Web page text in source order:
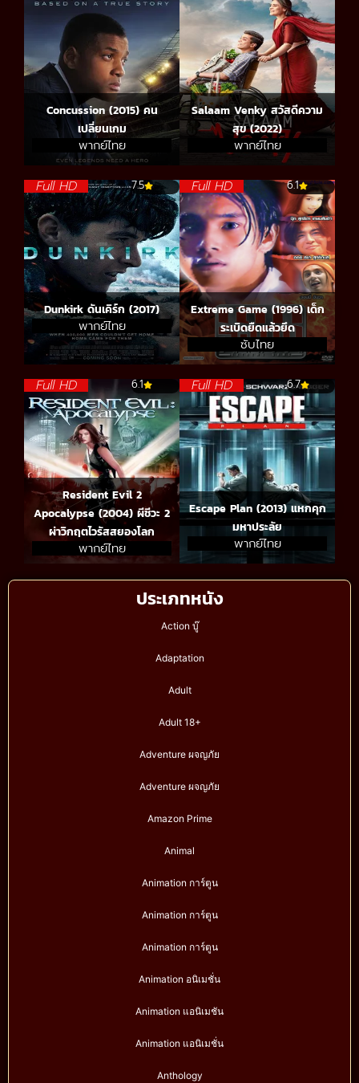
ประเภทหนัง
Action บู๊
Adaptation
Adult
Adult 18+
Adventure ผจญภัย
Adventure ผจญภัย
Amazon Prime
Animal
Animation การ์ตูน
Animation การ์ตูน
Animation การ์ตูน
Animation อนิเมชั่น
Animation แอนิเมชัน
Animation แอนิเมชั่น
Anthology
Concussion (2015) คน
เปลี่ยนเกม
พากย์ไทย
Salaam Venky สวัสดีความ
สุข (2022)
พากย์ไทย
Full HD 7.5
Dunkirk ดันเคิร์ก (2017)
พากย์ไทย
Full HD 6.1
Extreme Game (1996) เด็ก
ระเบิดยืดแล้วยึด
ซับไทย
Full HD 6.1
Resident Evil 2
Apocalypse (2004) ผีชีวะ 2
ผ่าวิกฤตไวรัสสยองโลก
พากย์ไทย
Full HD 6.7
Escape Plan (2013) แหกคุก
มหาประลัย
พากย์ไทย